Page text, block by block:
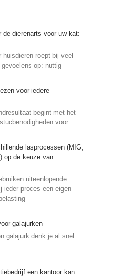
de dierenarts voor uw kat:
huisdieren roept bij veel
op: nuttig
voor iedere
begint met het
voor
lasprocessen (MIG,
op de keuze van
uiteenlopende
ieder proces een eigen
galajurken
galajurk denk je al snel
een kantoor kan